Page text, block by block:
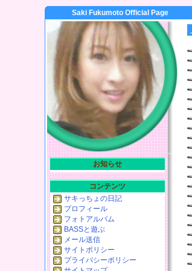
Saki Fukumoto Official Page
お知らせ
コンテンツ
サキっちょの日記
プロフィール
フォトアルバム
BASSと遊ぶ
メール送信
サイトポリシー
プライバシーポリシー